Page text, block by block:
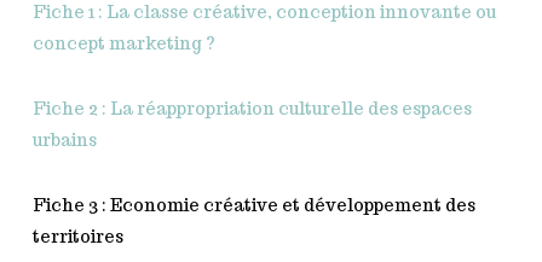
Fiche 1 : La classe créative, conception innovante ou
concept marketing ?
Fiche 2 : La réappropriation culturelle des espaces
urbains
Fiche 3 : Economie créative et développement des
territoires